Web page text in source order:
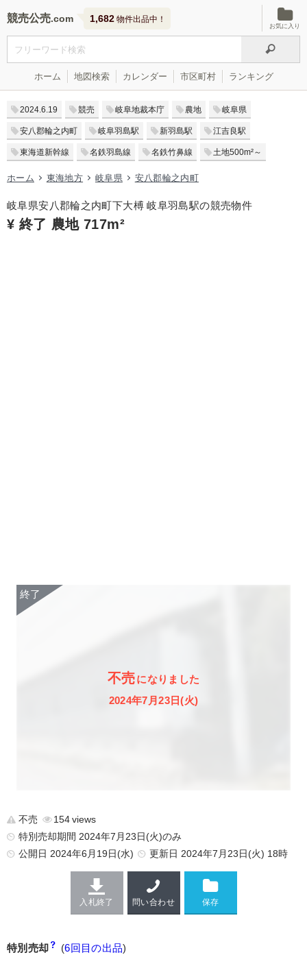
競売公売 1,682 物件出品中！
お気に入り
ホーム 地図検索 カレンダー 市区町村 ランキング
2024.6.19 競売 岐阜地裁本庁 農地 岐阜県
安八郡輪之内町 岐阜羽島駅 新羽島駅 江吉良駅
東海道新幹線 名鉄羽島線 名鉄竹鼻線 土地500m²～
ホーム 東海地方 岐阜県 安八郡輪之内町
岐阜県安八郡輪之内町下大榑 岐阜羽島駅の競売物件
¥ 終了 農地 717m²
不売になりました
2024年7月23日(火)
不売
154
特別売却期間 2024年7月23日(火)のみ
公開日 2024年6月19日(水) 更新日 2024年7月23日(火) 18時
入札終了 問い合わせ
特別売却 (6回目の出品)